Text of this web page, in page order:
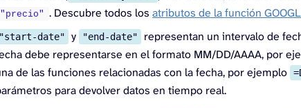
"precio" . Descubre todos losatributos de la función
"start-date" y "end-date"
representan un intervalo de
debe representarse en el formato MM/DD/AAAA, por
de las funciones relacionadas con la fecha, por ejemplo
para devolver datos en tiempo real.